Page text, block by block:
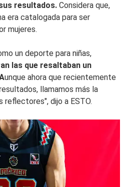
resultados. Considera que,
era catalogada para ser
mujeres.
un deporte para niñas,
las que resaltaban un
unque ahora que recientemente
llamamos más la
dijo a ESTO.